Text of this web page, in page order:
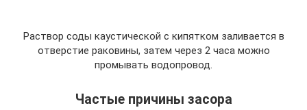
Раствор соды каустической с кипятком заливается в
отверстие раковины, затем через 2 часа можно
промывать водопровод.
Частые причины засора